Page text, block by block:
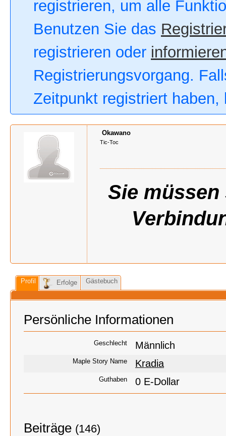
registrieren, um alle
Benutzen Sie das
registrieren oder
Registrierungsvorgang.
Zeitpunkt registriert
Okawano
Tic-Toc
Sie
Profil Erfolge Gästebuch
Persönliche Informationen
Geschlecht Männlich
Maple Story Name Kradia
Guthaben 0 E-Dollar
Beiträge (146)